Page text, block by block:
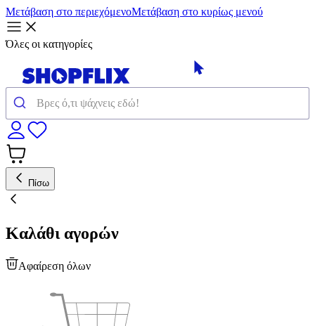
Μετάβαση στο περιεχόμενοΜετάβαση στο κυρίως μενού
Όλες οι κατηγορίες
Πίσω
Καλάθι αγορών
Αφαίρεση όλων